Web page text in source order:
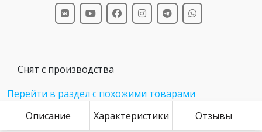
Снят с производства
Перейти в раздел с похожими товарами
Описание
Характеристики Отзывы